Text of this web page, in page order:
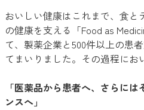
おいしい健康はこれまで、食と
の健康を支える「Food as
て、製薬企業と500件以上の患
てまいりました。その過程にお
「医薬品から患者へ、さらに
ンスへ」